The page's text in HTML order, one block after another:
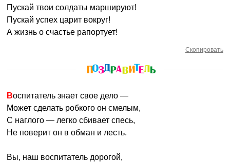
Пускай твои солдаты маршируют!
Пускай успех царит вокруг!
А жизнь о счастье рапортует!
Скопировать
Воспитатель знает свое дело —
Может сделать робкого он смелым,
С наглого — легко сбивает спесь,
Не поверит он в обман и лесть.
Вы, наш воспитатель дорогой,